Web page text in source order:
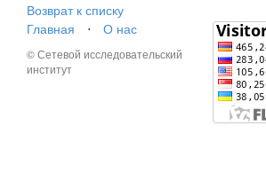
Возврат к списку
Главная
⋅ О нас
© Сетевой исследовательский
институт